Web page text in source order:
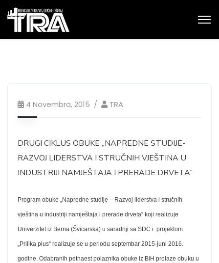
4 Novembra, 2015 TRA
DRUGI CIKLUS OBUKE „NAPREDNE STUDIJE-
RAZVOJ LIDERSTVA I STRUČNIH VJEŠTINA U
INDUSTRIJI NAMJEŠTAJA I PRERADE DRVETA“
Program obuke „Napredne studije – Razvoj liderstva i stručnih
vještina u industriji namještaja i prerade drveta“ koji realizuje
Univerzitet iz Berna (Švicarska) u saradnji sa SDC i projektom
„Prilika plus“ realizuje se u periodu septembar 2015-juni 2016.
godine. Odabranih petnaest polaznika obuke iz BiH prolaze obuku u